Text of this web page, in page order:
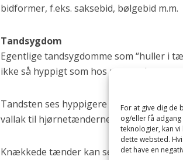
For at give dig de
og/eller få
teknologier, kan
dette websted.
det have en
bidformer, f.eks. saksebid, bølgebid m.m.
Tandsygdom
Egentlige tandsygdomme som “huller i
ikke så hyppigt som hos mennesker.
Tandsten ses hyppigere og er især
vallak til hjørnetænderne.
Knækkede tænder kan ses efter styrt og